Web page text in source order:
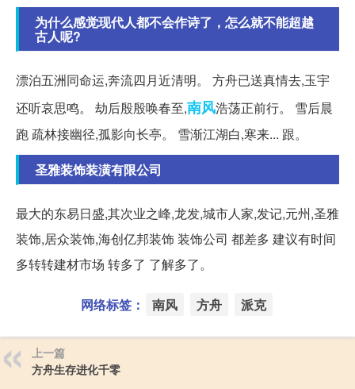
为什么感觉现代人都不会作诗了，怎么就不能超越
古人呢?
漂泊五洲同命运,奔流四月近清明。 方舟已送真情去,玉宇
还听哀思鸣。 劫后殷殷唤春至,南风浩荡正前行。 雪后晨
跑 疏林接幽径,孤影向长亭。 雪渐江湖白,寒来... 跟。
圣雅装饰装潢有限公司
最大的东易日盛,其次业之峰,龙发,城市人家,发记,元州,圣雅
装饰,居众装饰,海创亿邦装饰 装饰公司 都差多 建议有时间
多转转建材市场 转多了 了解多了。
网络标签： 南风 方舟 派克
上一篇
方舟生存进化千零